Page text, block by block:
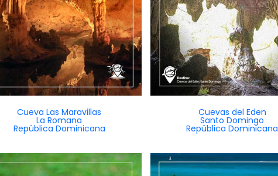
Cueva Las Maravillas
La Romana
República Dominicana
Cuevas del Eden
Santo Domingo
República Dominicana